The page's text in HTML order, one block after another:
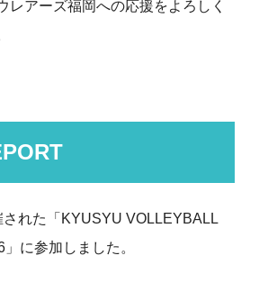
レアーズ福岡への応援をよろしく
れた「KYUSYU VOLLEYBALL
に参加しました。